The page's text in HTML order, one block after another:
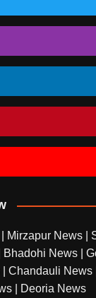
Mirzapur News
Bhadohi News
Chandauli News
Deoria News